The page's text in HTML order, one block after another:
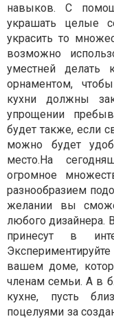
навыков. С
украшать целые
украсить то
возможно
уместней
орнаментом,
кухни должны
упрощении
будет также, если
можно будет
место.На
огромное
разнообразием
желании вы
любого дизайнера.
принесут в
вашем доме,
членам семьи. А в
кухне, пусть
поцелуями за